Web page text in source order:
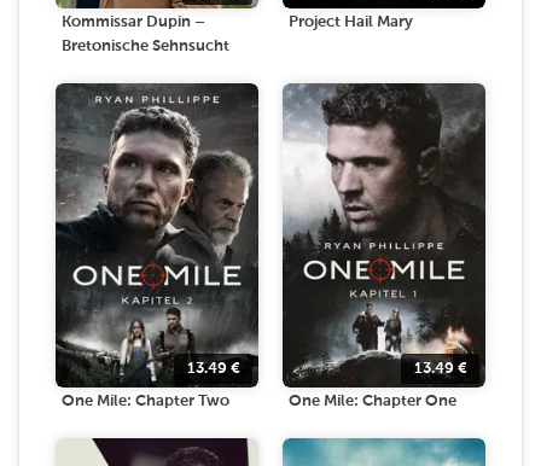
Kommissar Dupin –
Bretonische Sehnsucht
Project Hail Mary
13.49 €
One Mile: Chapter Two
13.49 €
One Mile: Chapter One